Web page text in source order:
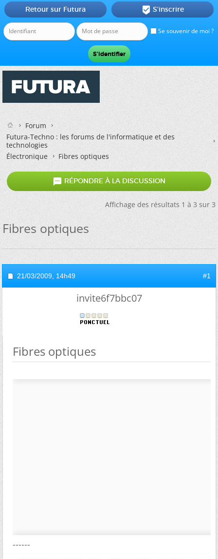
Se souvenir de moi ?
Retour sur Futura  S'inscrire
Forum
Futura-Techno : les forums de l'informatique et des
technologies
Électronique
Fibres optiques
 RÉPONDRE À LA DISCUSSION
Affichage des résultats 1 à 3 sur 3
Fibres optiques
21/03/2009, 14h49 #1
invite6f7bbc07
Fibres optiques
------